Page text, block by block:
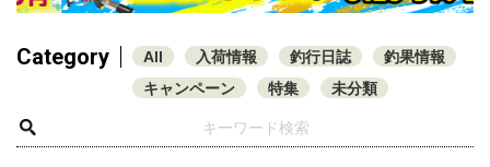
Category All 入荷情報 釣行日誌
釣果情報
キャンペーン
特集 未分類